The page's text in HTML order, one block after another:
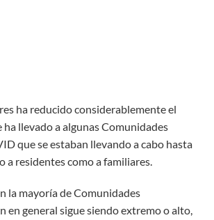
ha reducido considerablemente el
llevado a algunas Comunidades
que se estaban llevando a cabo hasta
a residentes como a familiares.
la mayoría de Comunidades
en general sigue siendo extremo o alto,